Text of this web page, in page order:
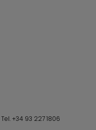
Tel.+34 93 227 1806